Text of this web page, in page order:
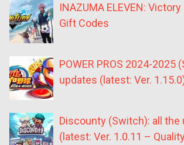
INAZUMA ELEVEN:
Gift Codes
POWER PROS 2024-2025
updates (latest: Ver.
Discounty (Switch): all the
(latest: Ver. 1.0.11 –